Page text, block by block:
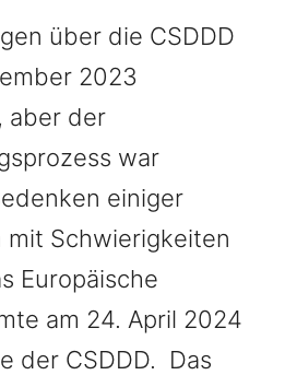
über die CSDDD
2023
aber der
war
einiger
Schwierigkeiten
Europäische
am 24. April 2024
der CSDDD. Das